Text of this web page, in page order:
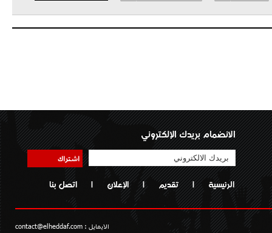
الانضمام بريدك الإلكتروني
اشتراك
الرئيسية | تقديم | الإعلان | اتصل بنا
الايمايل : contact@elheddaf.com